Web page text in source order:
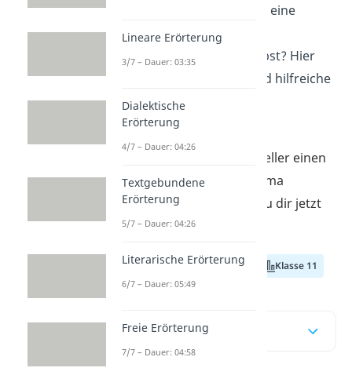
Du willst wissen, wie du eine
richtig gute
Sachtextanalyse schreibst? Hier
bekommst du Tipps und hilfreiche
Infos zum Aufbau von
Sachtextanalysen.
Wenn du dir noch schneller einen
Überblick über das Thema
verschaffen willst, schau dir jetzt
unserVideo
Klasse 9 Klasse 10 Klasse 11
Inhaltsübersicht
Lineare Erörterung
3/7 – Dauer: 03:35
Dialektische
Erörterung
4/7 – Dauer: 04:26
Textgebundene
Erörterung
5/7 – Dauer: 04:26
Literarische Erörterung
6/7 – Dauer: 05:49
Freie Erörterung
7/7 – Dauer: 04:58